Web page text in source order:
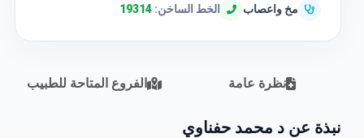
مخ واعصاب الخط الساخن: 19314
نظرة عامة الفروع المتاحة للطبيب
نبذة عن د محمد حفناوي